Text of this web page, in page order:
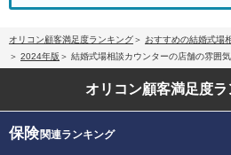
オリコン顧客満足度ランキング
おすすめの結婚式場
2024年版
結婚式場相談カウンターの店舗の雰囲
オリコン顧客満足度ラ
保険関連ランキング